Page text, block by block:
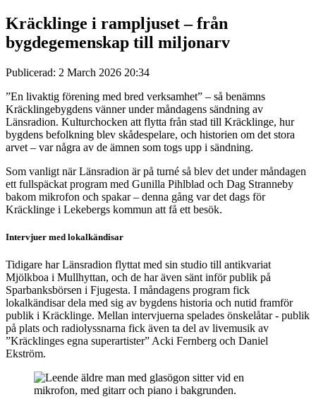
Kräcklinge i rampljuset – från
bygdegemenskap till miljonarv
Publicerad: 2 March 2026 20:34
”En livaktig förening med bred verksamhet” – så benämns
Kräcklingebygdens vänner under måndagens sändning av
Länsradion. Kulturchocken att flytta från stad till Kräcklinge, hur
bygdens befolkning blev skådespelare, och historien om det stora
arvet – var några av de ämnen som togs upp i sändning.
Som vanligt när Länsradion är på turné så blev det under måndagen
ett fullspäckat program med Gunilla Pihlblad och Dag Stranneby
bakom mikrofon och spakar – denna gång var det dags för
Kräcklinge i Lekebergs kommun att få ett besök.
Intervjuer med lokalkändisar
Tidigare har Länsradion flyttat med sin studio till antikvariat
Mjölkboa i Mullhyttan, och de har även sänt inför publik på
Sparbanksbörsen i Fjugesta. I måndagens program fick
lokalkändisar dela med sig av bygdens historia och nutid framför
publik i Kräcklinge. Mellan intervjuerna spelades önskelåtar - publik
på plats och radiolyssnarna fick även ta del av livemusik av
”Kräcklinges egna superartister” Acki Fernberg och Daniel
Ekström.